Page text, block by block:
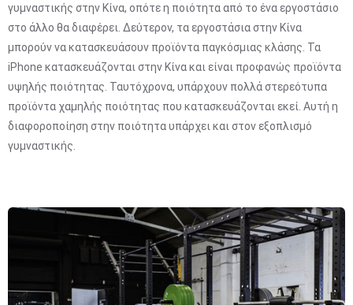
γυμναστικής στην Κίνα, οπότε η ποιότητα από το ένα εργοστάσιο
στο άλλο θα διαφέρει. Δεύτερον, τα εργοστάσια στην Κίνα
μπορούν να κατασκευάσουν προϊόντα παγκόσμιας κλάσης. Τα
iPhone κατασκευάζονται στην Κίνα και είναι προφανώς προϊόντα
υψηλής ποιότητας. Ταυτόχρονα, υπάρχουν πολλά στερεότυπα
προϊόντα χαμηλής ποιότητας που κατασκευάζονται εκεί. Αυτή η
διαφοροποίηση στην ποιότητα υπάρχει και στον εξοπλισμό
γυμναστικής.